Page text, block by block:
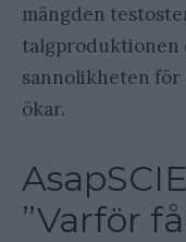
mängden
talgproduktionen
sannolikheten för
ökar.
”Varför